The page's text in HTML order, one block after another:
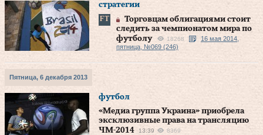
стратегии
Торговцам облигациями стоит
следить за чемпионатом мира по
футболу
18268
16 мая 2014,
пятница, №069 (246)
Пятница, 6 декабря 2013
футбол
«Медиа группа Украина» приобрела
эксклюзивные права на трансляцию
ЧМ-2014
13:39 8369